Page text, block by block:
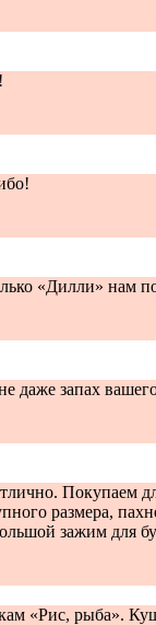
«Дилли» нам
запах
Покупаем
размера,
зажим для
«Рис, рыба».